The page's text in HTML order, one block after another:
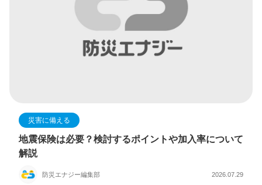
災害に備える
地震保険は必要？検討するポイントや加入率について
解説
防災エナジー編集部 2026.07.29